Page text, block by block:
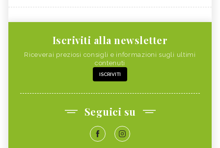
Iscriviti alla newsletter
Riceverai preziosi consigli e informazioni sugli ultimi
contenuti
ISCRIVITI
Seguici su